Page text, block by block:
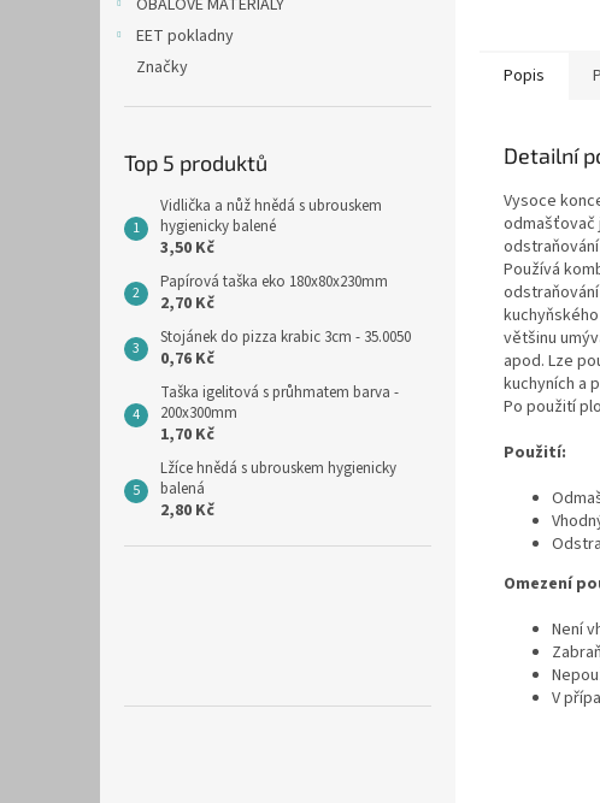
OBALOVÉ MATERIÁLY
EET pokladny
Značky
Top 5 produktů
Vidlička a nůž hnědá s ubrouskem
hygienicky balené
3,50 Kč
Papírová taška eko 180x80x230mm
2,70 Kč
Stojánek do pizza krabic 3cm - 35.0050
0,76 Kč
Taška igelitová s průhmatem barva -
200x300mm
1,70 Kč
Lžíce hnědá s ubrouskem hygienicky
balená
2,80 Kč
Popis
Detailní
Vysoce
odmašťovač
Používá
většinu
apod. Lze
kuchyních a
Po použití
Použití:
Omezení
Není
V